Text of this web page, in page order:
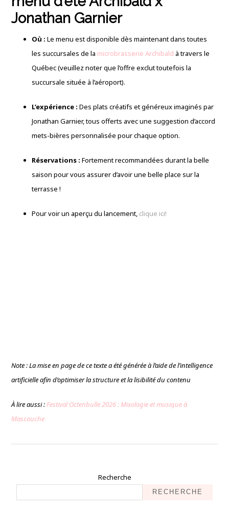
Jonathan Garnier
Où : Le menu est disponible dès maintenant dans toutes
les succursales de la microbrasserie Archibald à travers le
Québec (veuillez noter que l’offre exclut toutefois la
succursale située à l’aéroport).
L’expérience : Des plats créatifs et généreux imaginés par
Jonathan Garnier,tous offerts avec une suggestion d’accord
mets-bières personnalisée pour chaque option.
Réservations : Fortement recommandées durant la belle
saison pour vous assurer d’avoir une belle place sur la
terrasse !
Pour voir un aperçu du lancement, clique ici!
Note : La mise en page de ce texte a été générée à l’aide de l’intelligence
artificielle afin d’optimiser la structure et la lisibilité du contenu
À lire aussi :Festival Octenbulle 2026 : Mixologie et musique à
Mascouche
Recherche
RECHERCHE